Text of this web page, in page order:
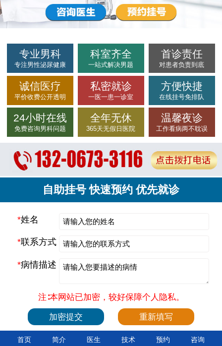
专业男科
专注男性泌尿健康
科室齐全
一站式解决男题
首诊责任
对患者负责到底
诚信医疗
平价收费公开透明
私密就诊
一医一患一诊室
方便快捷
在线挂号免排队
24小时在线
免费咨询男科问题
全年无休
365天无假日医院
温馨夜诊
工作看病两不耽误
自助挂号 快速预约 优先就诊
*姓名
*联系方式
*病情描述
注∶本网站已加密，较好保障个人隐私。
首页 简介 医生 技术 预约 咨询